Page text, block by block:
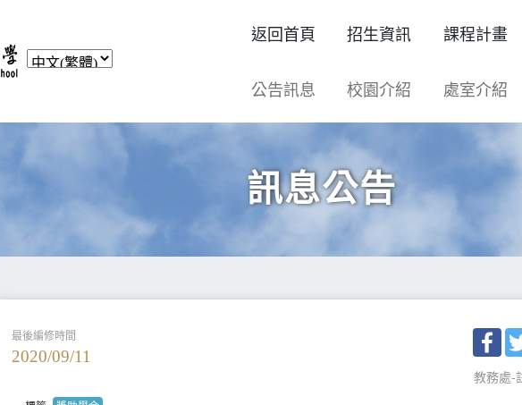
返回首頁 招生資訊 課程計畫
公告訊息 校園介紹 處室介紹
訊息公告
最後編修時間
2020/09/11
教務處-